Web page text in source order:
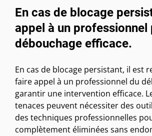
En cas de blocage
appel à un professionnel
débouchage efficace.
En cas de blocage persistant, il est
faire appel à un professionnel du
garantir une intervention efficace.
tenaces peuvent nécessiter des
des techniques professionnelles
complètement éliminées sans